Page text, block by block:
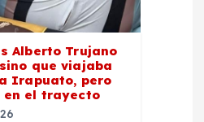
Alberto Trujano
que viajaba
Irapuato, pero
en el trayecto